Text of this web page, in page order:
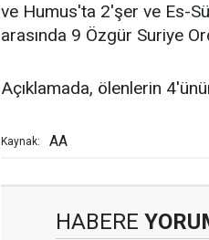
ve Humus'ta 2'şer ve Es-
arasında 9 Özgür Suriye
Açıklamada, ölenlerin
Kaynak: AA
HABERE